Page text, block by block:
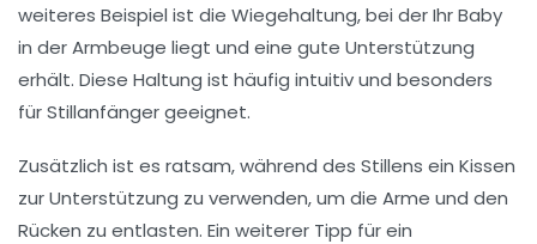
weiteres Beispiel ist die Wiegehaltung, bei der Ihr Baby
in der Armbeuge liegt und eine gute Unterstützung
erhält. Diese Haltung ist häufig intuitiv und besonders
fürStillanfängergeeignet.
Zusätzlich ist es ratsam, während des Stillens ein Kissen
zur Unterstützung zu verwenden, um die Arme und den
Rücken zu entlasten. Ein weiterer Tipp für ein